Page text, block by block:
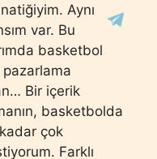
Aynı
var. Bu
basketbol
pazarlama
Bir içerik
basketbolda
çok
Farklı